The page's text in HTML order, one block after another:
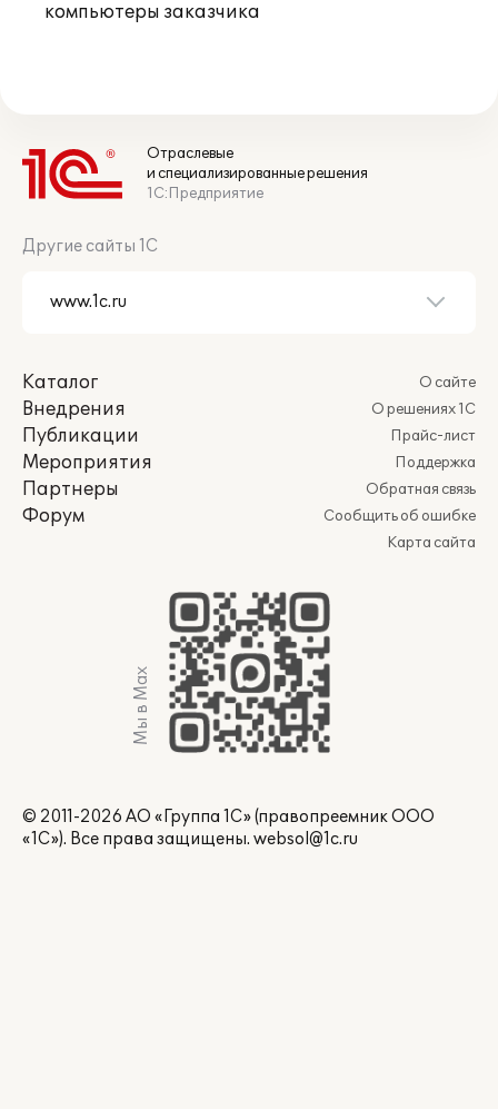
компьютеры заказчика
Отраслевые
и специализированные решения
1С:Предприятие
Другие сайты 1С
Каталог
Внедрения
Публикации
Мероприятия
Партнеры
Форум
О сайте
О решениях 1С
Прайс-лист
Поддержка
Обратная связь
Сообщить об ошибке
Карта сайта
Мы в Max
© 2011-2026 АО «Группа 1С» (правопреемник ООО
«1С»). Все права защищены. websol@1c.ru